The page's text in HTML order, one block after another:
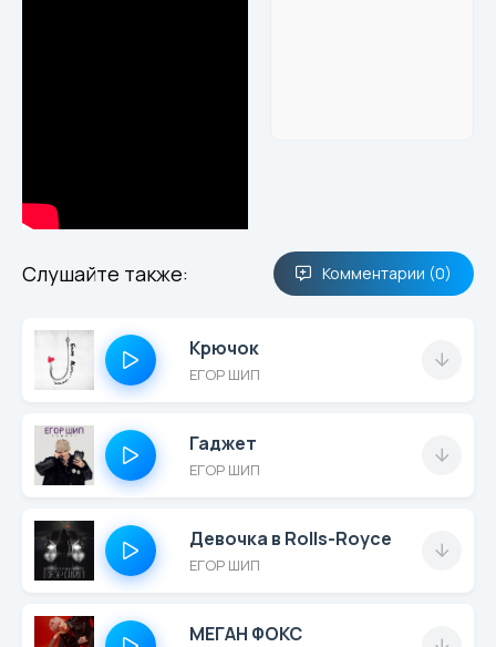
Слушайте также: Комментарии (0)
Крючок
ЕГОР ШИП
Гаджет
ЕГОР ШИП
Девочка в Rolls-Royce
ЕГОР ШИП
МЕГАН ФОКС